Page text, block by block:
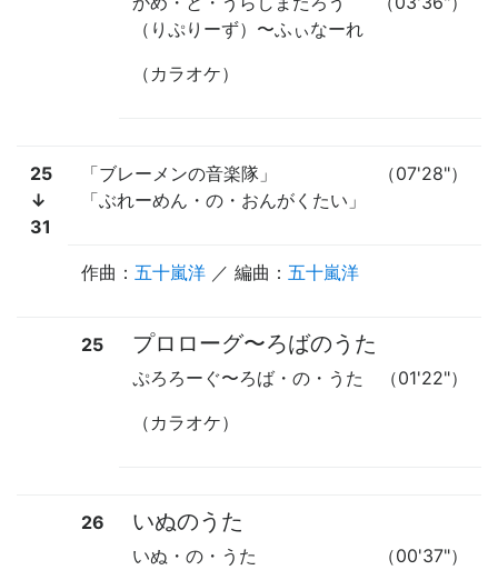
（りぷりーず） 〜ふぃなーれ
（カラオケ）
25
↓
31
（07'28"）
「ブレーメンの音楽隊」
「ぶれーめん・の・おんがくたい」
作曲： 五十嵐洋 ／ 編曲： 五十嵐洋
25 プロローグ〜ろばのうた
（01'22"）
ぷろろーぐ〜ろば・の・うた
（カラオケ）
26 いぬのうた
（00'37"）
いぬ・の・うた